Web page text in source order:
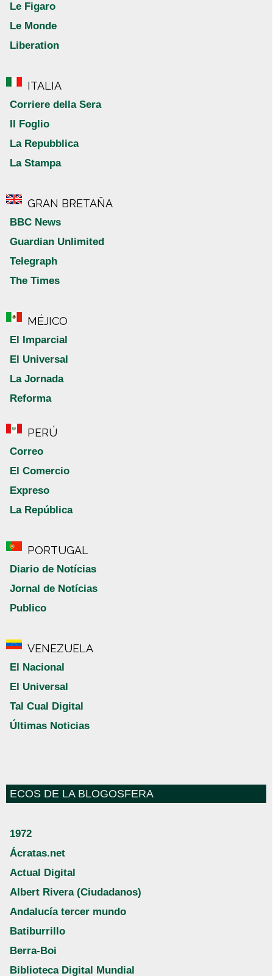
Le Figaro
Le Monde
Liberation
ITALIA
Corriere della Sera
Il Foglio
La Repubblica
La Stampa
GRAN BRETAÑA
BBC News
Guardian Unlimited
Telegraph
The Times
MÉJICO
El Imparcial
El Universal
La Jornada
Reforma
PERÚ
Correo
El Comercio
Expreso
La República
PORTUGAL
Diario de Notícias
Jornal de Notícias
Publico
VENEZUELA
El Nacional
El Universal
Tal Cual Digital
Últimas Noticias
ECOS DE LA BLOGOSFERA
1972
Ácratas.net
Actual Digital
Albert Rivera (Ciudadanos)
Andalucía tercer mundo
Batiburrillo
Berra-Boi
Biblioteca Digital Mundial